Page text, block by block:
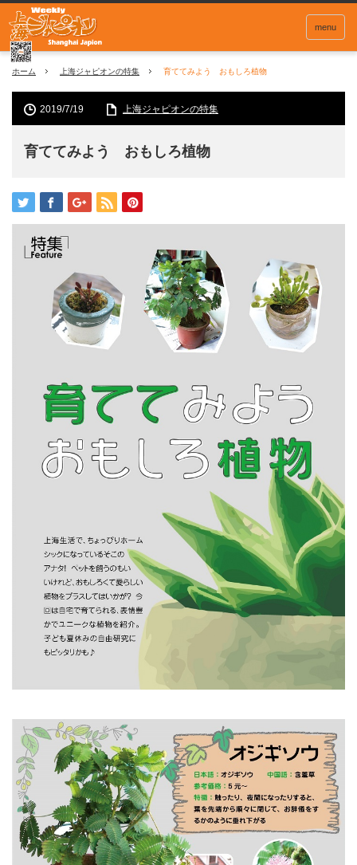
menu
ホーム 上海ジャピオンの特集 育ててみよう おもしろ植物
2019/7/19 上海ジャピオンの特集
育ててみよう おもしろ植物